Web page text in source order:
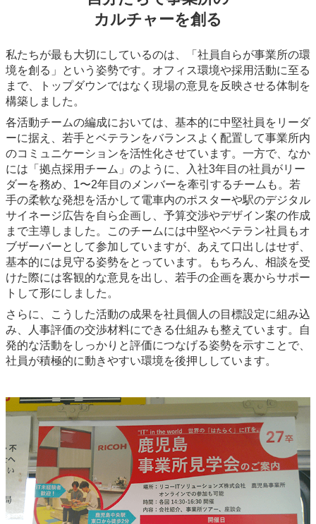
カルチャーを創る
私たちが最も大切にしているのは、「社員自らが事業所の環
境を創る」という姿勢です。オフィス環境や採用活動に至る
まで、トップダウンではなく現場の意見を反映させる体制を
構築しました。
各活動チームの編成においては、基本的に中堅社員をリーダ
ーに据え、若手とベテランをバランスよく配置して事業所内
のコミュニケーションを活性化させています。一方で、なか
には「拠点採用チーム」のように、入社3年目の社員がリー
ダーを務め、1〜2年目のメンバーを牽引するチームも。若
手の柔軟な発想を活かして電車内のポスターや駅のデジタル
サイネージ広告を自ら企画し、予算交渉やデザイン案の作成
まで主導しました。このチームには中堅やベテラン社員もオ
ブザーバーとして参加していますが、あえて口出しはせず、
基本的には見守る姿勢をとっています。もちろん、相談を受
けた際には客観的な意見を出し、若手の企画を裏からサポー
トして形にしました。
さらに、こうした活動の成果を社員個人の目標設定に組み込
み、人事評価の交渉材料にできる仕組みも整えています。自
発的な活動をしっかりと評価につなげる姿勢を示すことで、
社員が積極的に動きやすい環境を後押ししています。